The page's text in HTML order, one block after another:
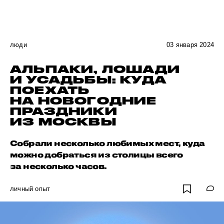
люди 03 января 2024
АЛЬПАКИ, ЛОШАДИ
И УСАДЬБЫ: КУДА
ПОЕХАТЬ
НА НОВОГОДНИЕ
ПРАЗДНИКИ
ИЗ МОСКВЫ
Собрали несколько любимых мест, куда
можно добраться из столицы всего
за несколько часов.
личный опыт